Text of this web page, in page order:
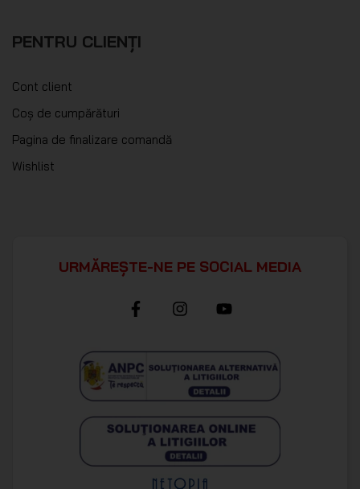
PENTRU CLIENȚI
Cont client
Coș de cumpărături
Pagina de finalizare comandă
Wishlist
URMĂREȘTE-NE PE SOCIAL MEDIA